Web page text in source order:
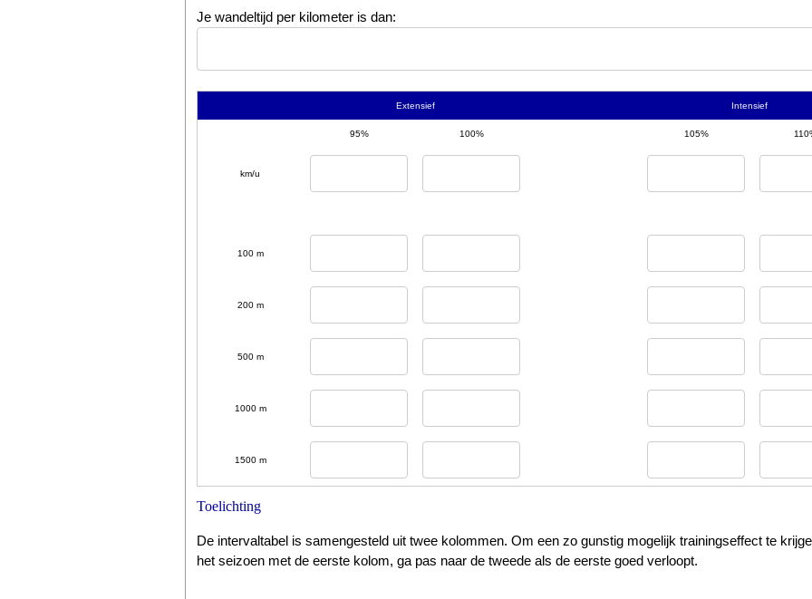
Je wandeltijd per kilometer is dan:
Extensief Intensief
95% 100% 105%
km/u
100 m
200 m
500 m
1000 m
1500 m
Toelichting
De intervaltabel is samengesteld uit twee kolommen. Om een zo gunstig mogelijk trainingseffect te
het seizoen met de eerste kolom, ga pas naar de tweede als de eerste goed verloopt.